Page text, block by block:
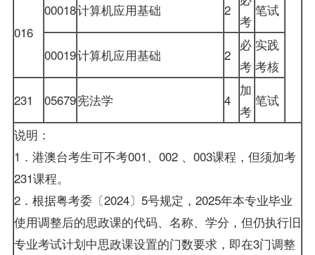
016
00018计算机应用基础 2
考
笔试
00019计算机应用基础 2
必
考
实践
考核
231
05679宪法学 4
加
考
笔试
说明：
1．港澳台考生可不考001、002 、003课程，但须加考
231课程。
2．根据粤考委〔2024〕5号规定，2025年本专业毕业
使用调整后的思政课的代码、名称、学分，但仍执行旧
专业考试计划中思政课设置的门数要求，即在3门调整